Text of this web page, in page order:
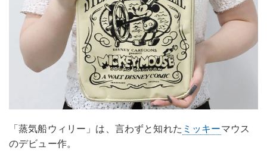
「蒸気船ウィリー」は、言わずと知れた ミッキーマウス
のデビュー作。